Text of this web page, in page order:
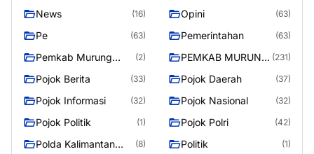
News (16) Opini (63)
Pe (63) Pemerintahan (63)
Pemkab Murung
(2)
PEMKAB MURUNG (231)
Pojok Berita (33) Pojok Daerah (37)
Pojok Informasi (32) Pojok Nasional (32)
Pojok Politik (1) Pojok Polri (42)
Polda Kalimantan
(8) Politik (1)